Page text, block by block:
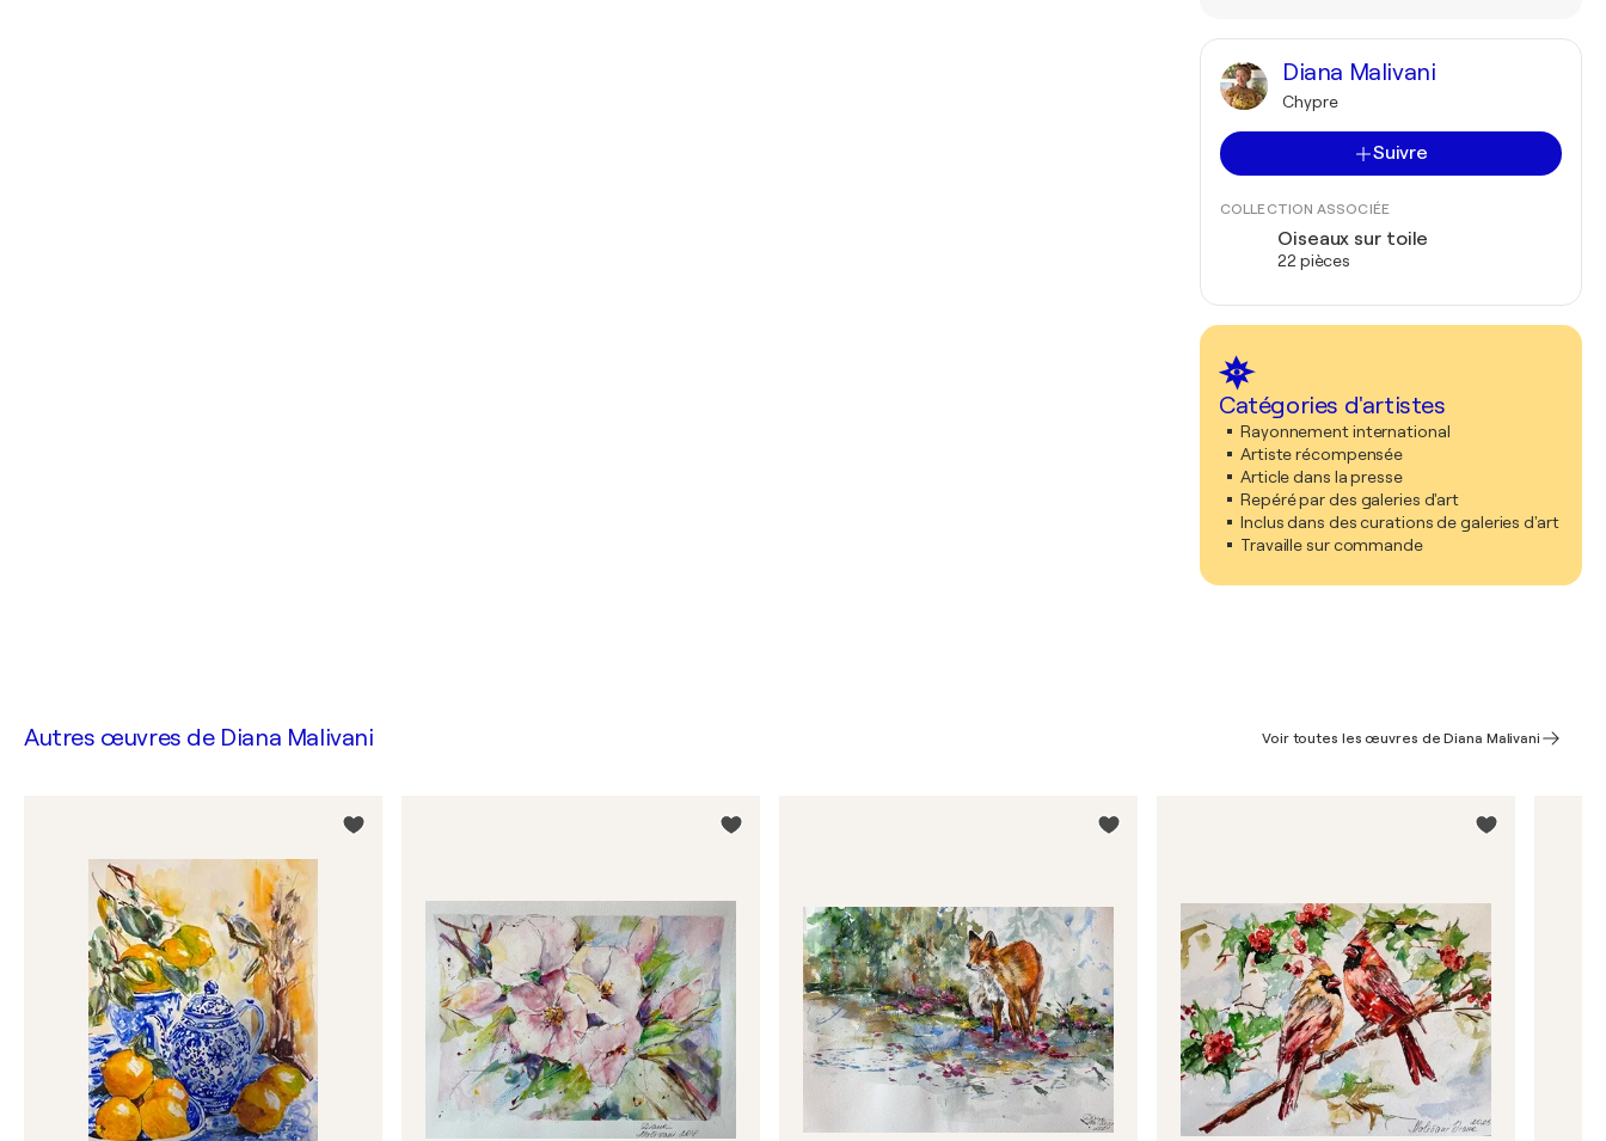
Diana Malivani
Chypre
Suivre
COLLECTION ASSOCIÉE
Oiseaux sur toile
22 pièces
Catégories d'artistes
Rayonnement international
Artiste récompensée
Article dans la presse
Repéré par des galeries d'art
Inclus dans des curations de galeries d'art
Travaille sur commande
Autres œuvres de Diana Malivani Voir toutes les œuvres de Diana Malivani